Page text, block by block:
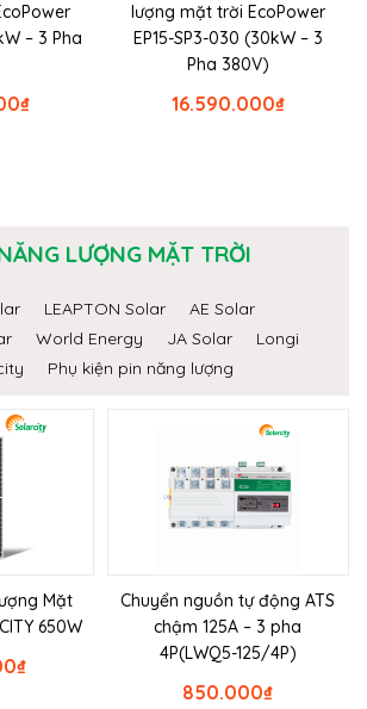
– 3 Pha
₫
lượng mặt trời EcoPower
EP15-SP3-030 (30kW – 3
Pha 380V)
₫
16.590.000
LƯỢNG MẶT TRỜI
LEAPTON Solar
AE Solar
World Energy JA Solar
Longi
Phụ kiện pin năng lượng
Mặt
650W
₫
Chuyển nguồn tự động ATS
chậm 125A – 3 pha
4P(LWQ5-125/4P)
₫
850.000